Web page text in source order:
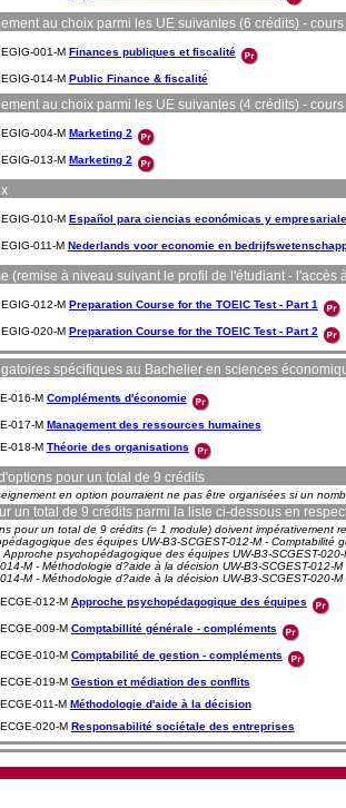
au choix parmi les UE suivantes (6 crédits) -
001-M Finances publiques et fiscalité
014-M Public Finance & fiscalité
au choix parmi les UE suivantes (4 crédits) -
004-M Marketing 2
013-M Marketing 2
010-M Español para ciencias económicas y
011-M Nederlands voor economie en
(remise à niveau suivant le profil de l'étudiant - l'accès
012-M Preparation Course for the TOEIC Test - Part 1
020-M Preparation Course for the TOEIC Test - Part 2
spécifiques au Bachelier en sciences
016-M Compléments d'économie
017-M Management des ressources humaines
018-M Théorie des organisations
pour un total de 9 crédits
en option pourraient ne pas être organisées si un
un total de 9 crédits parmi la liste ci-dessous en
pour un total de 9 crédits (= 1 module) doivent impérativement
des équipes UW-B3-SCGEST-012-M - Comptabilité
Approche psychopédagogique des équipes UW-B3-SCGEST-
M - Méthodologie d?aide à la décision UW-B3-SCGEST-
M - Méthodologie d?aide à la décision UW-B3-SCGEST-
012-M Approche psychopédagogique des équipes
009-M Comptabillité générale - compléments
010-M Comptabilité de gestion - compléments
019-M Gestion et médiation des conflits
011-M Méthodologie d'aide à la décision
020-M Responsabilité sociétale des entreprises